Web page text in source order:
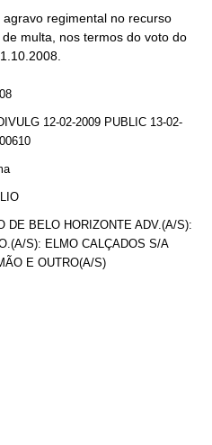
regimental no recurso
multa, nos termos do voto do
12-02-2009 PUBLIC 13-02-
DE BELO HORIZONTE ADV.(A/S):
S): ELMO CALÇADOS S/A
E OUTRO(A/S)